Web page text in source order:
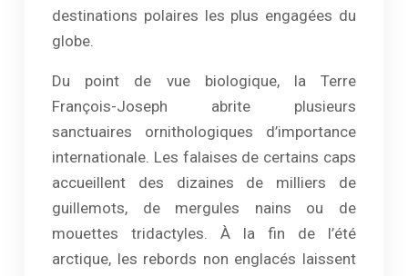
destinations polaires les plus engagées du
globe.
Du point de vue biologique, la Terre
François-Joseph abrite plusieurs
sanctuaires ornithologiques d’importance
internationale. Les falaises de certains caps
accueillent des dizaines de milliers de
guillemots, de mergules nains ou de
mouettes tridactyles. À la fin de l’été
arctique, les rebords non englacés laissent